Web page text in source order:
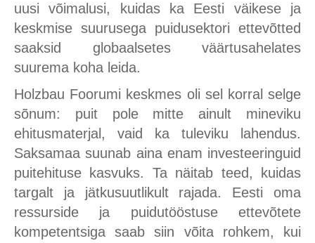
uusi võimalusi, kuidas ka Eesti väikese ja
keskmise suurusega puidusektori ettevõtted
saaksid globaalsetes väärtusahelates
suurema koha leida.
Holzbau Foorumi keskmes oli sel korral selge
sõnum: puit pole mitte ainult mineviku
ehitusmaterjal, vaid ka tuleviku lahendus.
Saksamaa suunab aina enam investeeringuid
puitehituse kasvuks. Ta näitab teed, kuidas
targalt ja jätkusuutlikult rajada. Eesti oma
ressurside ja puidutööstuse ettevõtete
kompetentsiga saab siin võita rohkem, kui